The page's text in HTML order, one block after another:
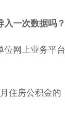
入一次数据吗？
网上业务平
房公积金的